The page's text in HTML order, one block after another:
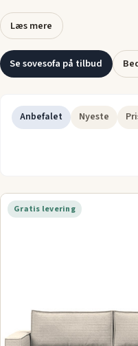
for en kompakt model
flere, er der mange
hjem.
Læs mere
Se sovesofa på tilbud
Anbefalet Nyeste
Gratis levering